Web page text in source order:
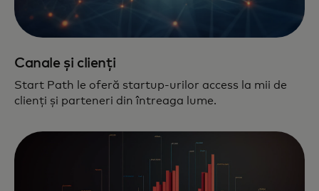
Canale și clienți
Start Path le oferă startup-urilor access la mii de
clienți și parteneri din întreaga lume.